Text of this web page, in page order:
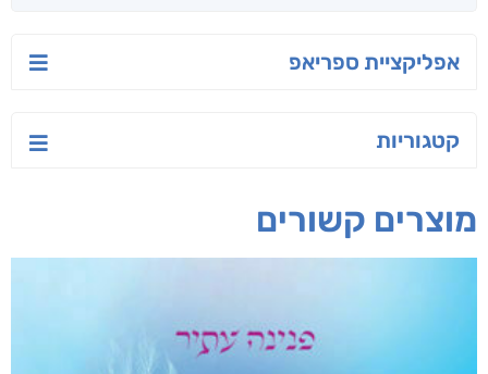
אפליקציית ספריאפ
קטגוריות
מוצרים קשורים